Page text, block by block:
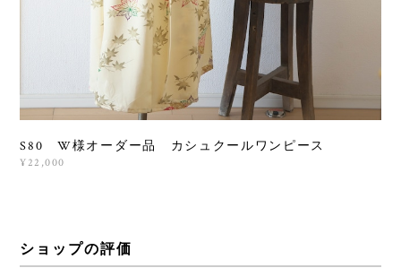
S80 W様オーダー品 カシュクールワンピース
¥22,000
ショップの評価